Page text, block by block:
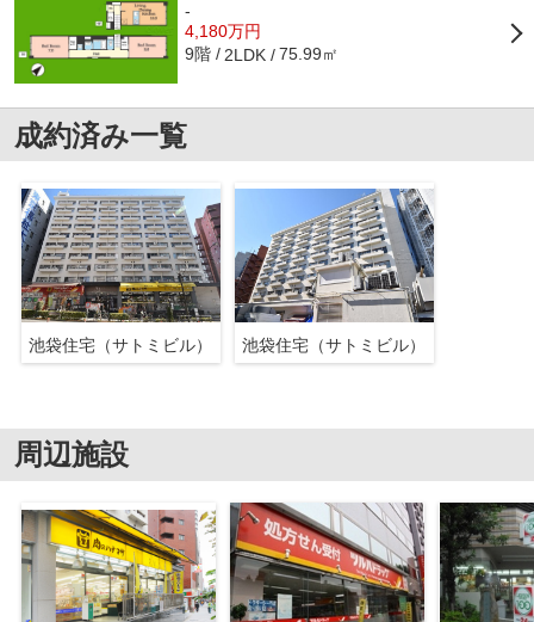
-
4,180万円
9階 2LDK 75.99㎡
成約済み一覧
池袋住宅（サトミビル） 池袋住宅（サトミビル）
周辺施設